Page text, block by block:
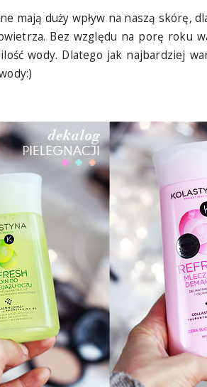
mają duży wpływ na naszą skórę,
Bez względu na porę roku
wody. Dlatego jak najbardziej